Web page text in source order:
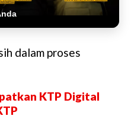
dalam proses
KTP Digital